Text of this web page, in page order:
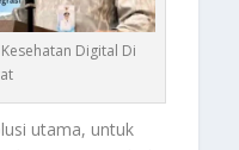
Digital Di
utama, untuk